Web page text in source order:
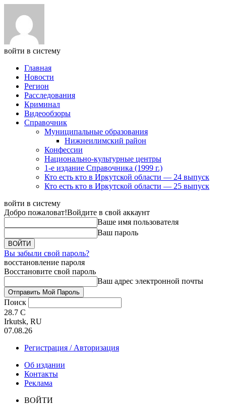
войти в систему
Главная
Новости
Регион
Расследования
Криминал
Видеообзоры
Справочник
Муниципальные образования
Нижнеилимский район
Конфессии
Национально-культурные центры
1-е издание Справочника (1999 г.)
Кто есть кто в Иркутской области — 24 выпуск
Кто есть кто в Иркутской области — 25 выпуск
войти в систему
Добро пожаловат!Войдите в свой аккаунт
Ваше имя пользователя
Ваш пароль
Вы забыли свой пароль?
восстановление пароля
Восстановите свой пароль
Ваш адрес электронной почты
Поиск
28.7 C
Irkutsk, RU
07.08.26
Регистрация / Авторизация
Об издании
Контакты
Реклама
ВОЙТИ